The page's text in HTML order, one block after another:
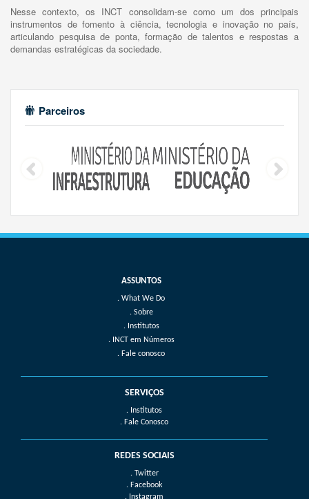
Nesse contexto, os INCT consolidam-se como um dos principais
instrumentos de fomento à ciência, tecnologia e inovação no país,
articulando pesquisa de ponta, formação de talentos e respostas a
demandas estratégicas da sociedade.
Parceiros
What We Do
Sobre
Institutos
INCT em Números
Fale conosco
SERVIÇOS
. Institutos
. Fale Conosco
REDES SOCIAIS
. Twitter
. Facebook
. Instagram